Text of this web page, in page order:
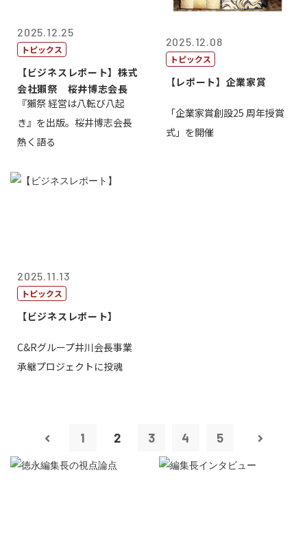
2025.12.25
トピックス
【ビジネスレポート】株式
会社獺祭 桜井博志会長
『獺祭 経営は八転び八起
き』を出版。桜井博志会長
熱く語る
2025.12.08
トピックス
【レポート】企業家賞
「企業家賞創設25 周年授賞
式」を開催
2025.11.13
トピックス
【ビジネスレポート】
C&Rグループ井川会長事業
承継プロジェクトに投魂
1 2 3 4 5